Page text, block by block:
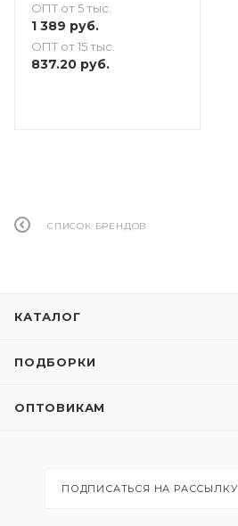
ОПТ от 5 тыс.
1 389 руб.
ОПТ от 15 тыс.
837.20 руб.
СПИСОК БРЕНДОВ
КАТАЛОГ
ПОДБОРКИ
ОПТОВИКАМ
ПОДПИСАТЬСЯ НА РАССЫЛКУ